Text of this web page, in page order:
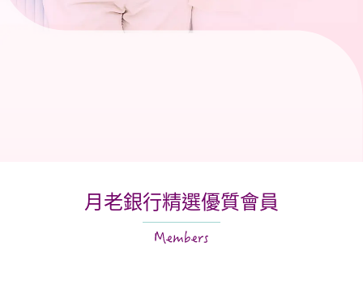
月老銀行精選優質會員